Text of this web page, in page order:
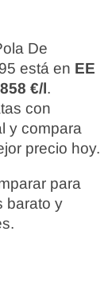
De
está en EE
€/l.
con
y compara
precio hoy.
para
barato y